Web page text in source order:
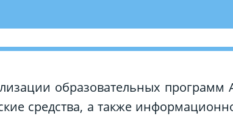
образовательных
средства, а также